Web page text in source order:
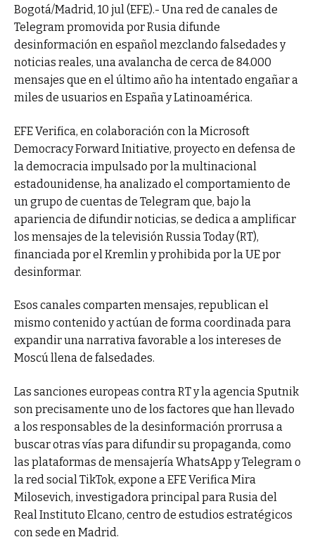
Bogotá/Madrid, 10 jul (EFE).- Una red de canales de
Telegram promovida por Rusia difunde
desinformación en español mezclando falsedades y
noticias reales, una avalancha de cerca de 84.000
mensajes que en el último año ha intentado engañar a
miles de usuarios en España y Latinoamérica.
EFE Verifica, en colaboración con la Microsoft
Democracy Forward Initiative, proyecto en defensa de
la democracia impulsado por la multinacional
estadounidense, ha analizado el comportamiento de
un grupo de cuentas de Telegram que, bajo la
apariencia de difundir noticias, se dedica a amplificar
los mensajes de la televisión Russia Today (RT),
financiada por el Kremlin y prohibida por la UE por
desinformar.
Esos canales comparten mensajes, republican el
mismo contenido y actúan de forma coordinada para
expandir una narrativa favorable a los intereses de
Moscú llena de falsedades.
Las sanciones europeas contra RT y la agencia Sputnik
son precisamente uno de los factores que han llevado
a los responsables de la desinformación prorrusa a
buscar otras vías para difundir su propaganda, como
las plataformas de mensajería WhatsApp y Telegram o
la red social TikTok, expone a EFE Verifica Mira
Milosevich, investigadora principal para Rusia del
Real Instituto Elcano, centro de estudios estratégicos
con sede en Madrid.